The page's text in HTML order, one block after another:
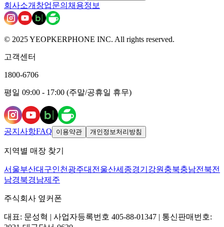
회사소개 창업문의 채용정보
© 2025 YEOPKERPHONE INC. All rights reserved.
고객센터
1800-6706
평일 09:00 - 17:00 (주말/공휴일 휴무)
공지사항FAQ 이용약관 개인정보처리방침
지역별 매장 찾기
서울부산대구인천 광주대전 울산세종경기 강원 충북충남전북전
남경북경남제주
주식회사 옆커폰
대표: 문성혁 | 사업자등록번호 405-88-01347 | 통신판매번호: